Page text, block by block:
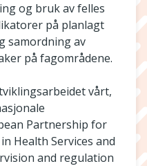
og bruk av felles
på planlagt
samordning av
på fagområdene.
vårt,
Partnership for
Health Services and
and regulation